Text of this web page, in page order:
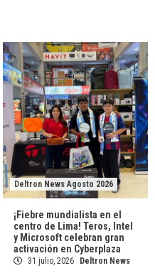
Deltron News Agosto 2026
¡Fiebre mundialista en el
centro de Lima! Teros, Intel
y Microsoft celebran gran
activación en Cyberplaza
31 julio, 2026 Deltron News